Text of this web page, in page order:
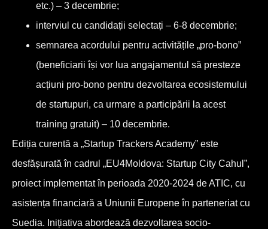
etc.) – 3 decembrie;
interviul cu candidații selectați – 6-8 decembrie;
semnarea acordului pentru activitățile „pro-bono”
(beneficiarii își vor lua angajamentul să presteze
acțiuni pro-bono pentru dezvoltarea ecosistemului
de startupuri, ca urmare a participării la acest
training gratuit) – 10 decembrie.
Ediția curentă a „Startup Trackers Academy” este
desfășurată în cadrul „EU4Moldova: Startup City Cahul”,
proiect implementat în perioada 2020-2024 de ATIC, cu
asistența financiară a Uniunii Europene în parteneriat cu
Suedia. Inițiativa abordează dezvoltarea socio-